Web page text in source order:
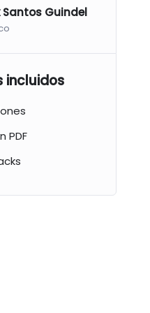
Santos Guindel
incluidos
PDF